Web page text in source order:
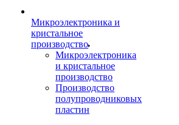
Микроэлектроника и
кристальное
производство
Микроэлектроника
и кристальное
производство
Производство
полупроводниковых
пластин